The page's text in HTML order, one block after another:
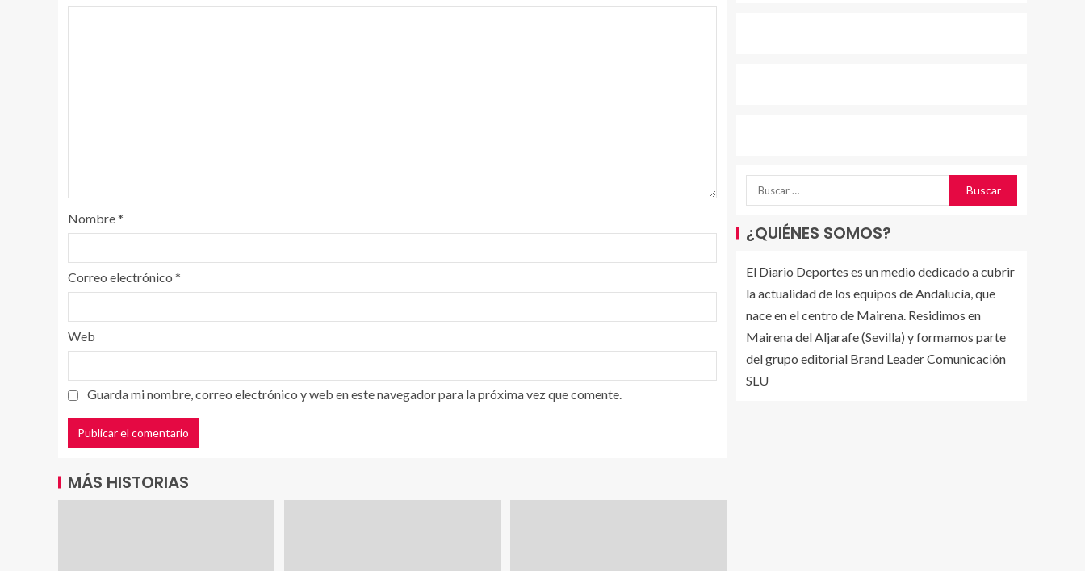
Nombre*
Correo electrónico *
Web
Guarda mi nombre, correo electrónico y web en este navegador para la próxima vez que comente.
MÁS HISTORIAS
¿QUIÉNES SOMOS?
El Diario Deportes es un medio dedicado a cubrir
la actualidad de los equipos de Andalucía, que
nace en el centro de Mairena. Residimos en
Mairena del Aljarafe (Sevilla) y formamos parte
del grupo editorial Brand Leader Comunicación
SLU